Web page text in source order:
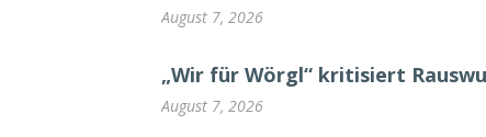
August 7, 2026
„Wir für Wörgl“ kritisiert
August 7, 2026